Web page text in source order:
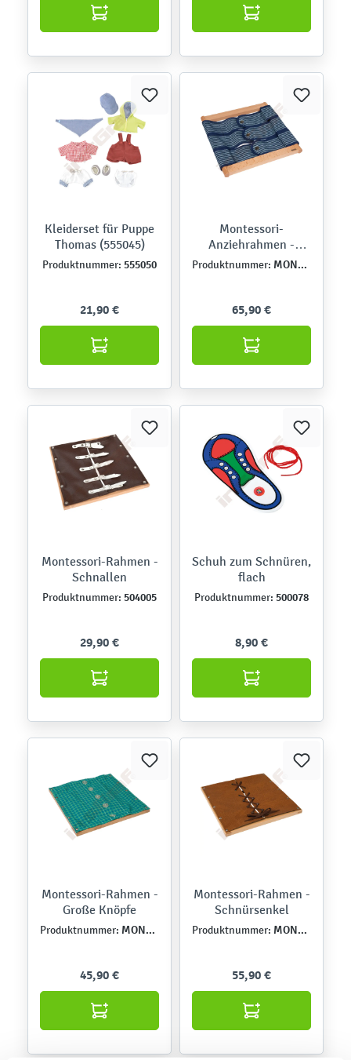
Kleiderset für Puppe
Thomas (555045)
Produktnummer: 555050
21,90 €
Montessori-
Anziehrahmen -
Druckknöpfe
Produktnummer: MONT457535
65,90 €
Montessori-Rahmen -
Schnallen
Produktnummer: 504005
29,90 €
Schuh zum Schnüren,
flach
Produktnummer: 500078
8,90 €
Montessori-Rahmen -
Große Knöpfe
Produktnummer: MONT457501
45,90 €
Montessori-Rahmen -
Schnürsenkel
Produktnummer: MONT457556
55,90 €